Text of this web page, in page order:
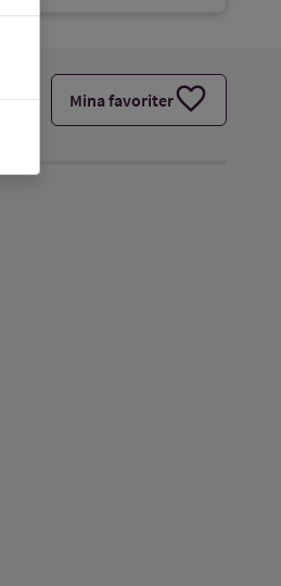
Mina favoriterfavorite